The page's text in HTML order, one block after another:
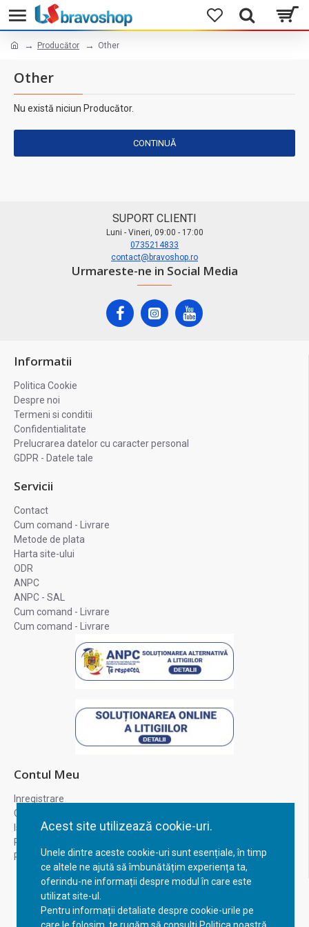
Acest site utilizează cookie-uri.
Unele dintre aceste cookie-uri sunt esențiale, în timp
ce altele ne ajută să îmbunătățim experiența ta,
oferindu-ne informații despre modul în care este
utilizat site-ul.
Pentru informații detaliate despre cookie-urile pe
Producător Other
Other
Nu există niciun Producător.
CONTINUĂ
SUPORT CLIENTI
Luni - Vineri, 09:00 - 17:00
0735214833
contact@bravoshop.ro
Urmareste-ne in Social Media
Informatii
Politica Cookie
Despre noi
Termeni si conditii
Confidentialitate
Prelucrarea datelor cu caracter personal
GDPR - Datele tale
Servicii
Contact
Cum comand - Livrare
Metode de plata
Harta site-ului
ODR
ANPC
ANPC - SAL
Cum comand - Livrare
Cum comand - Livrare
Contul Meu
Inregistrare
Contul meu
Istoric comenzi
Recuperare parola
Returnare produs